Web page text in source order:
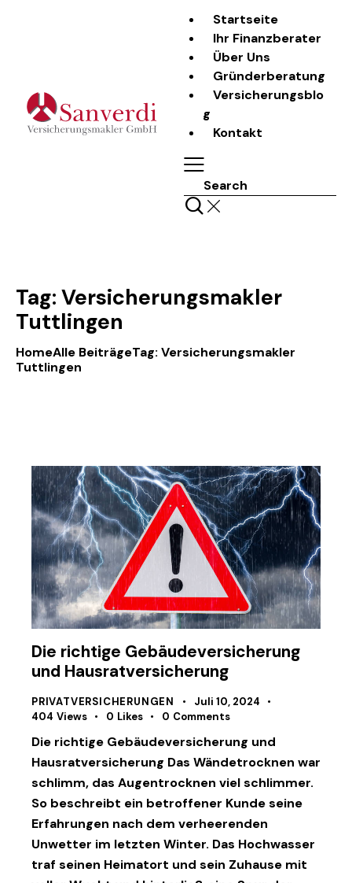
Startseite
Ihr Finanzberater
Über Uns
Gründerberatung
Versicherungsblo
g
Kontakt
Search
Tag: Versicherungsmakler
Tuttlingen
HomeAlle BeiträgeTag: Versicherungsmakler
Tuttlingen
Die richtige Gebäudeversicherung
und Hausratversicherung
PRIVATVERSICHERUNGEN
Juli 10, 2024
404 Views 0 Likes 0 Comments
Die richtige Gebäudeversicherung und
Hausratversicherung Das Wändetrocknen war
schlimm, das Augentrocknen viel schlimmer.
So beschreibt ein betroffener Kunde seine
Erfahrungen nach dem verheerenden
Unwetter im letzten Winter. Das Hochwasser
traf seinen Heimatort und sein Zuhause mit